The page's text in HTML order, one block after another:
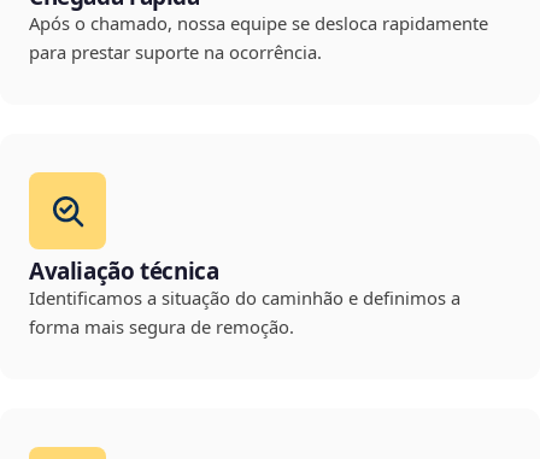
Após o chamado, nossa equipe se desloca rapidamente
para prestar suporte na ocorrência.
Avaliação técnica
Identificamos a situação do caminhão e definimos a
forma mais segura de remoção.